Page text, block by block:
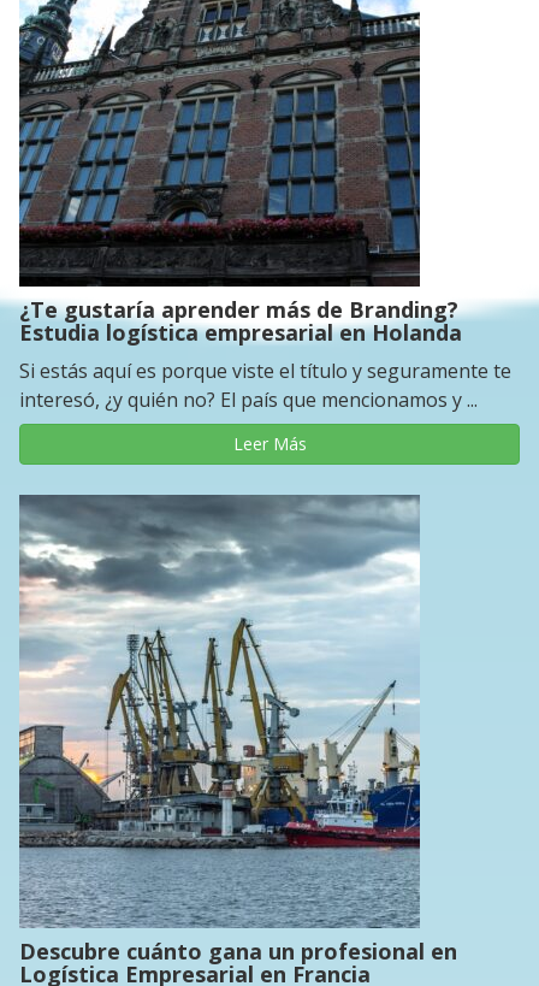
¿Te gustaría aprender más de Branding?
Estudia logística empresarial en Holanda
Si estás aquí es porque viste el título y seguramente te
interesó, ¿y quién no? El país que mencionamos y ...
Leer Más
Descubre cuánto gana un profesional en
Logística Empresarial en Francia